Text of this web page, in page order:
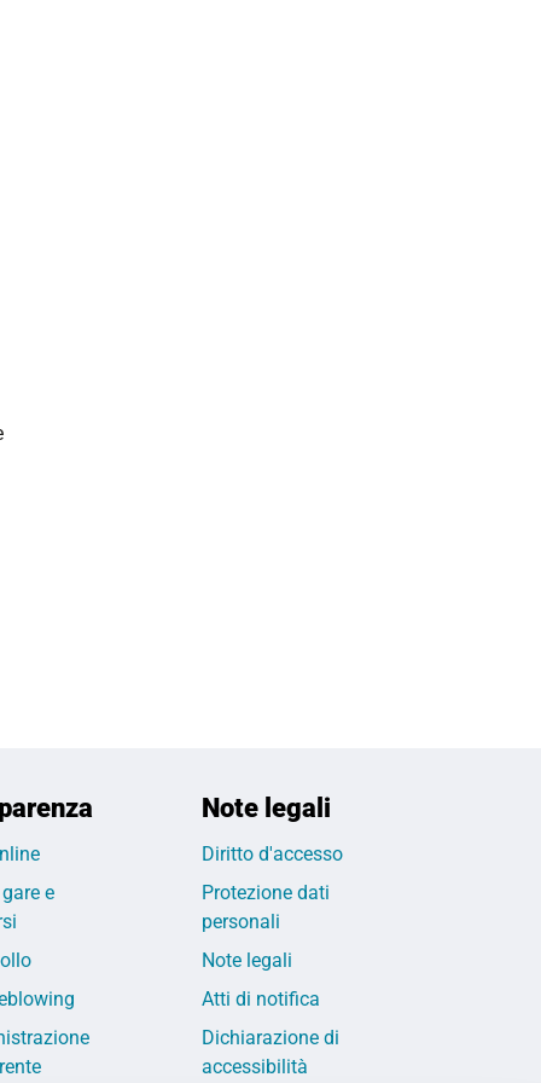
e
Note legali
Diritto d'accesso
Protezione dati
personali
Note legali
Atti di notifica
Dichiarazione di
accessibilità